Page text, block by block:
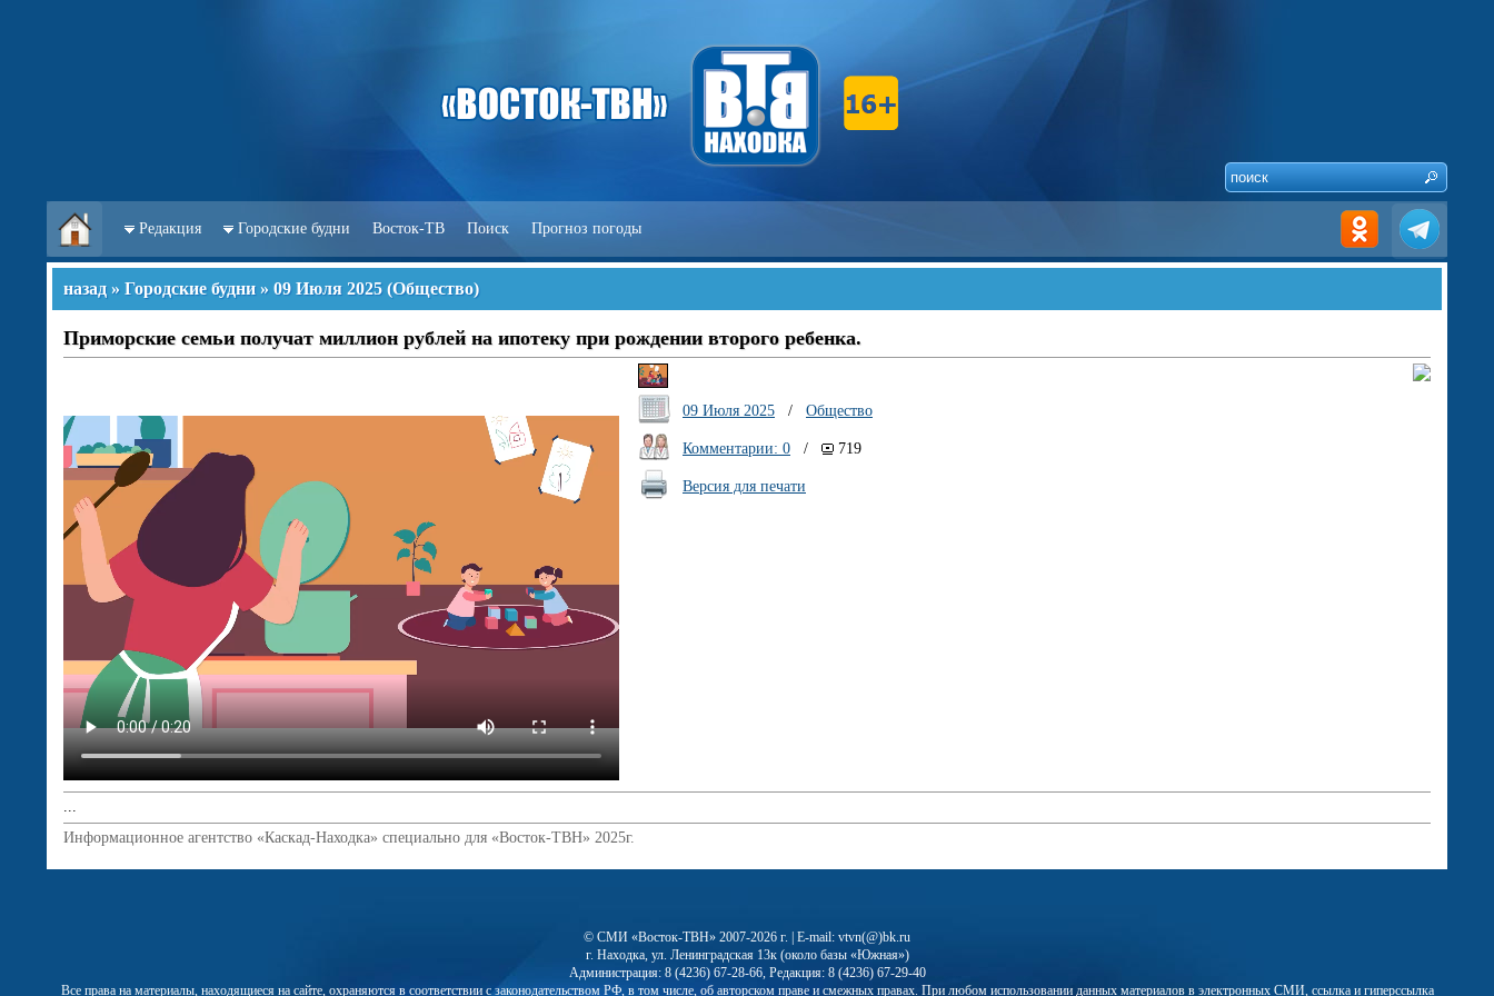
Редакция Городские будни Восток-ТВ Поиск Прогноз погоды
назад » Городские будни » 09 Июля 2025 (Общество)
Приморские семьи получат миллион рублей на ипотеку при рождении второго ребенка.
09 Июля 2025 / Общество
Комментарии: 0 / 719
Версия для печати
...
Информационное агентство «Каскад-Находка» специально для «Восток-ТВН» 2025г.
© СМИ «Восток-ТВН» 2007-2026 г. | E-mail: vtvn(@)bk.ru
г. Находка, ул. Ленинградская 13к (около базы «Южная»)
Администрация: 8 (4236) 67-28-66, Редакция: 8 (4236) 67-29-40
Все права на материалы, находящиеся на сайте, охраняются в соответствии с законодательством РФ, в том числе, об авторском праве и смежных правах. При любом использовании данных материалов в электронных СМИ, ссылка и гиперссылка